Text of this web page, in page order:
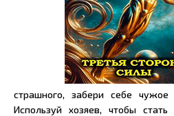
страшного, забери себе
Используй хозяев, чтобы